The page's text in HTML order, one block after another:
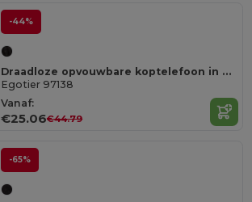
-44%
Draadloze opvouwbare koptelefoon in gerecycled ABS (100% rABS) met ANC en 15 uur autonomie
Egotier 97138
Vanaf:
€25.06€44.79
-65%